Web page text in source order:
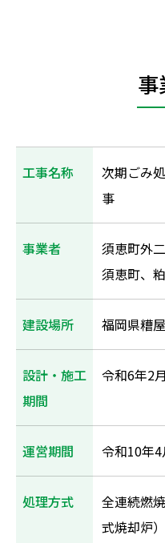
事
工事名称
次期ごみ
事
事業者
須恵町外
須恵町、
建設場所 福岡県糟
設計・施工
期間
令和6年2
運営期間 令和10年
処理方式
全連続燃
式焼却炉）